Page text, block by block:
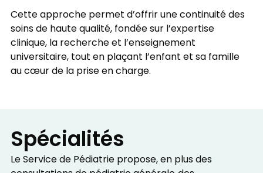
Cette approche permet d’offrir une continuité des
soins de haute qualité, fondée sur l’expertise
clinique, la recherche et l’enseignement
universitaire, tout en plaçant l’enfant et sa famille
au cœur de la prise en charge.
Spécialités
Le Service de Pédiatrie propose, en plus des